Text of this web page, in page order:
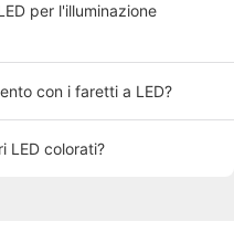
per l'illuminazione
con i faretti a LED?
LED colorati?